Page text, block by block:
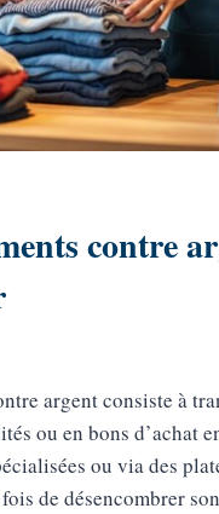
contre
argent consiste à
ou en bons d’achat
ou via des
de désencombrer